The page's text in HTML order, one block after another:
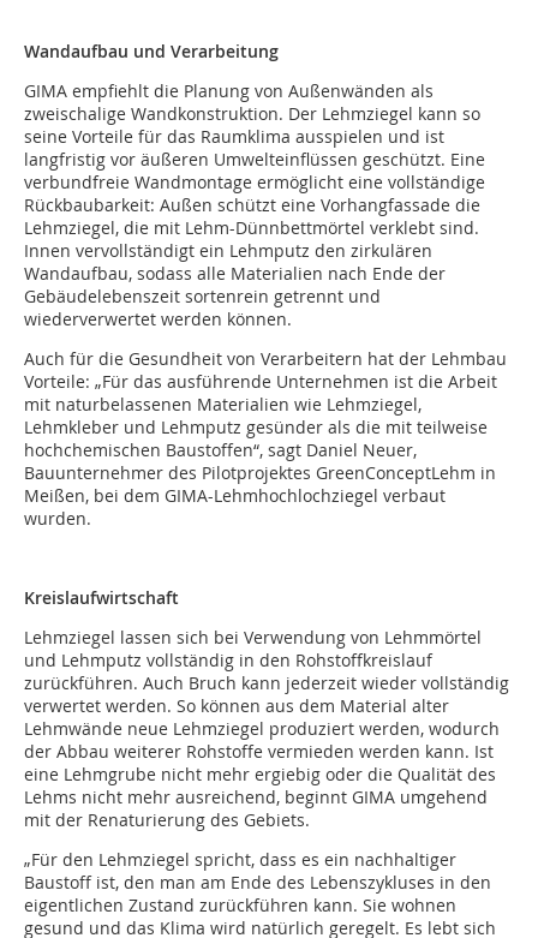
Wandaufbau und Verarbeitung
GIMA empfiehlt die Planung von Außenwänden als
zweischalige Wandkonstruktion. Der Lehmziegel kann so
seine Vorteile für das Raumklima ausspielen und ist
langfristig vor äußeren Umwelteinflüssen geschützt. Eine
verbundfreie Wandmontage ermöglicht eine vollständige
Rückbaubarkeit: Außen schützt eine Vorhangfassade die
Lehmziegel, die mit Lehm-Dünnbettmörtel verklebt sind.
Innen vervollständigt ein Lehmputz den zirkulären
Wandaufbau, sodass alle Materialien nach Ende der
Gebäudelebenszeit sortenrein getrennt und
wiederverwertet werden können.
Auch für die Gesundheit von Verarbeitern hat der Lehmbau
Vorteile: „Für das ausführende Unternehmen ist die Arbeit
mit naturbelassenen Materialien wie Lehmziegel,
Lehmkleber und Lehmputz gesünder als die mit teilweise
hochchemischen Baustoffen“, sagt Daniel Neuer,
Bauunternehmer des Pilotprojektes GreenConceptLehm in
Meißen, bei dem GIMA-Lehmhochlochziegel verbaut
wurden.
Kreislaufwirtschaft
Lehmziegel lassen sich bei Verwendung von Lehmmörtel
und Lehmputz vollständig in den Rohstoffkreislauf
zurückführen. Auch Bruch kann jederzeit wieder vollständig
verwertet werden. So können aus dem Material alter
Lehmwände neue Lehmziegel produziert werden, wodurch
der Abbau weiterer Rohstoffe vermieden werden kann. Ist
eine Lehmgrube nicht mehr ergiebig oder die Qualität des
Lehms nicht mehr ausreichend, beginnt GIMA umgehend
mit der Renaturierung des Gebiets.
„Für den Lehmziegel spricht, dass es ein nachhaltiger
Baustoff ist, den man am Ende des Lebenszykluses in den
eigentlichen Zustand zurückführen kann. Sie wohnen
gesund und das Klima wird natürlich geregelt. Es lebt sich